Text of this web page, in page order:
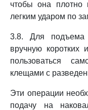
чтобы она плотно
легким ударом по
3.8. Для подъема
вручную коротких
пользоваться
клещами с
Эти операции
подачу на